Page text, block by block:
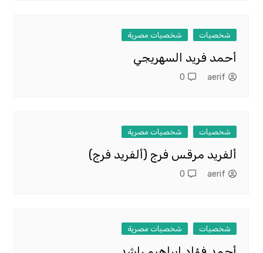
شخصيات شخصيات مصرية
أحمد فريد السهريجي
aerif
0
شخصيات شخصيات مصرية
ألفريد مرقس فرج (ألفريد فرج)
aerif
0
شخصيات شخصيات مصرية